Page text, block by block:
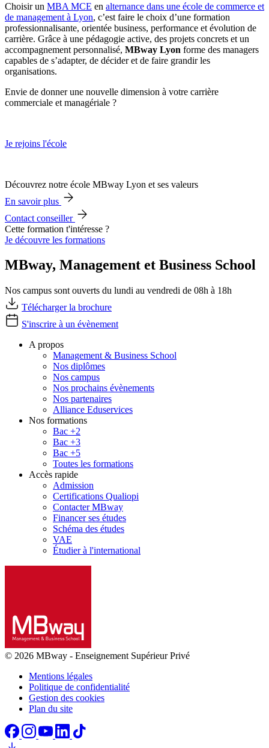
Choisir un MBA MCE en alternance dans une école de commerce et
de management à Lyon, c’est faire le choix d’une formation
professionnalisante, orientée business, performance et évolution de
carrière. Grâce à une pédagogie active, des projets concrets et un
accompagnement personnalisé, MBway Lyon forme des managers
capables de s’adapter, de décider et de faire grandir les
organisations.
Envie de donner une nouvelle dimension à votre carrière
commerciale et managériale ?
Je rejoins l'école
Découvrez notre école MBway Lyon et ses valeurs
En savoir plus
Contact conseiller
Cette formation t'intéresse ?
Je découvre les formations
MBway, Management et Business School
Nos campus sont ouverts du lundi au vendredi de 08h à 18h
Télécharger la brochure
S'inscrire à un évènement
A propos
Management & Business School
Nos diplômes
Nos campus
Nos prochains évènements
Nos partenaires
Alliance Eduservices
Nos formations
Bac +2
Bac +3
Bac +5
Toutes les formations
Accès rapide
Admission
Certifications Qualiopi
Contacter MBway
Financer ses études
Schéma des études
VAE
Étudier à l'international
© 2026 MBway - Enseignement Supérieur Privé
Mentions légales
Politique de confidentialité
Gestion des cookies
Plan du site